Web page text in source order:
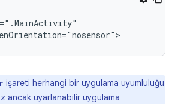
işareti herhangi bir uygulama uyumluluğu
ancak uyarlanabilir uygulama